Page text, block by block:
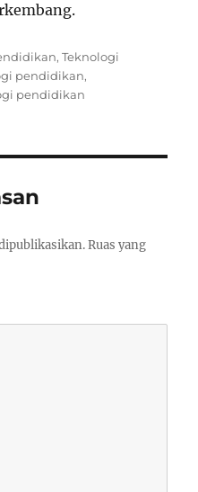
,Teknologi
pendidikan,
pendidikan
Ruas yang